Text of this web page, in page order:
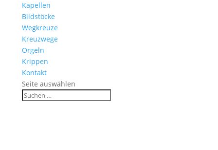
Kapellen
Bild­stöcke
Wegkreuze
Kreuz­wege
Orgeln
Krippen
Kontakt
Seite auswählen